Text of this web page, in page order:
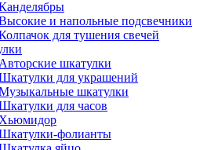
и напольные подсвечники
для тушения свечей
Авторские шкатулки
для украшений
шкатулки
для часов
Хьюмидор
фолианты